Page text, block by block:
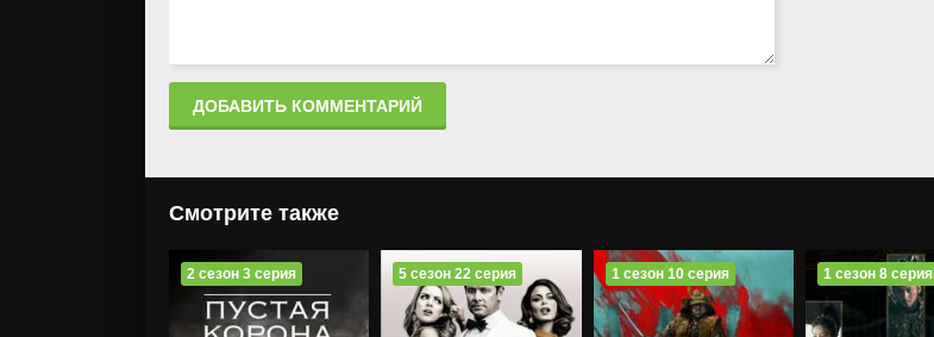
ДОБАВИТЬ КОММЕНТАРИЙ
Смотрите также
2 сезон 3 серия 5 сезон 22 серия 1 сезон 10 серия 1 сезон 8 серия